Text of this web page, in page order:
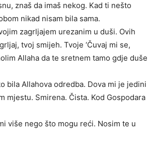
znaš da imaš nekog. Kad ti nešto
nikad nisam bila sama.
zagrljajem urezanim u duši. Ovih
tvoj smijeh. Tvoje ‘Čuvaj mi se,
Allaha da te sretnem tamo gdje duše
bila Allahova odredba. Dova mi je jedini
mjestu. Smirena. Čista. Kod Gospodara
više nego što mogu reći. Nosim te u